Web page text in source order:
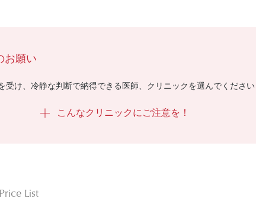
お願い
受け、 冷静な判断で納得できる医師、クリニックを選んでください
こんなクリニックにご注意を！
Price List